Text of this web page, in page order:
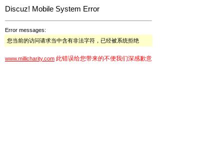
Discuz! Mobile System Error
Error messages:
您当前的访问请求当中含有非法字符，已经被系统拒绝
www.millicharity.com 此错误给您带来的不便我们深感歉意